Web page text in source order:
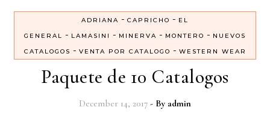
ADRIANA - CAPRICHO - EL
GENERAL - LAMASINI - MINERVA - MONTERO - NUEVOS
CATALOGOS - VENTA POR CATALOGO - WESTERN WEAR
Paquete de 10 Catalogos
December 14, 2017 - By admin